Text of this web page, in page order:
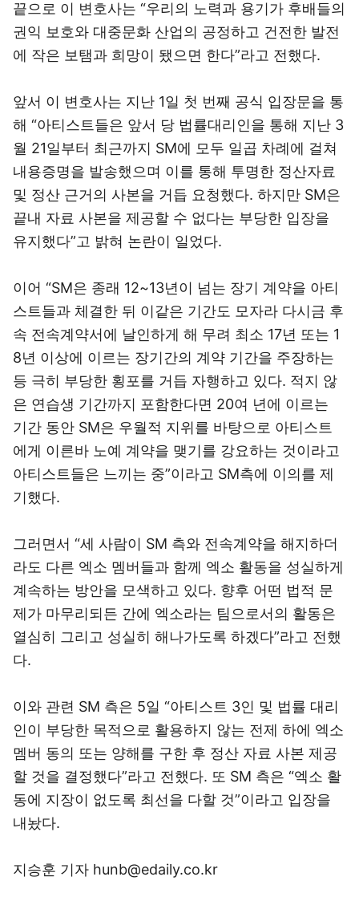
끝으로 이 변호사는 “우리의 노력과 용기가 후배들의
권익 보호와 대중문화 산업의 공정하고 건전한 발전
에 작은 보탬과 희망이 됐으면 한다”라고 전했다.
앞서 이 변호사는 지난 1일 첫 번째 공식 입장문을 통
해 “아티스트들은 앞서 당 법률대리인을 통해 지난 3
월 21일부터 최근까지 SM에 모두 일곱 차례에 걸쳐
내용증명을 발송했으며 이를 통해 투명한 정산자료
및 정산 근거의 사본을 거듭 요청했다. 하지만 SM은
끝내 자료 사본을 제공할 수 없다는 부당한 입장을
유지했다”고 밝혀 논란이 일었다.
이어 “SM은 종래 12~13년이 넘는 장기 계약을 아티
스트들과 체결한 뒤 이같은 기간도 모자라 다시금 후
속 전속계약서에 날인하게 해 무려 최소 17년 또는 1
8년 이상에 이르는 장기간의 계약 기간을 주장하는
등 극히 부당한 횡포를 거듭 자행하고 있다. 적지 않
은 연습생 기간까지 포함한다면 20여 년에 이르는
기간 동안 SM은 우월적 지위를 바탕으로 아티스트
에게 이른바 노예 계약을 맺기를 강요하는 것이라고
아티스트들은 느끼는 중”이라고 SM측에 이의를 제
기했다.
그러면서 “세 사람이 SM 측와 전속계약을 해지하더
라도 다른 엑소 멤버들과 함께 엑소 활동을 성실하게
계속하는 방안을 모색하고 있다. 향후 어떤 법적 문
제가 마무리되든 간에 엑소라는 팀으로서의 활동은
열심히 그리고 성실히 해나가도록 하겠다”라고 전했
다.
이와 관련 SM 측은 5일 “아티스트 3인 및 법률 대리
인이 부당한 목적으로 활용하지 않는 전제 하에 엑소
멤버 동의 또는 양해를 구한 후 정산 자료 사본 제공
할 것을 결정했다”라고 전했다. 또 SM 측은 “엑소 활
동에 지장이 없도록 최선을 다할 것”이라고 입장을
내놨다.
지승훈 기자 hunb@edaily.co.kr